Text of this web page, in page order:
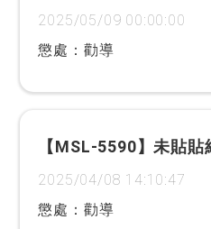
2025/05/09 00:00:00
懲處：勸導
【MSL-5590】未貼貼
2025/04/08 14:10:47
懲處：勸導